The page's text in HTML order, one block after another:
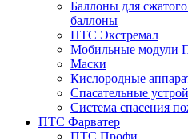
Баллоны для
баллоны
ПТС Экстремал
Мобильные модули
Маски
Кислородные
Спасательные
Система спасения
ПТС Фарватер
ПТС Профи